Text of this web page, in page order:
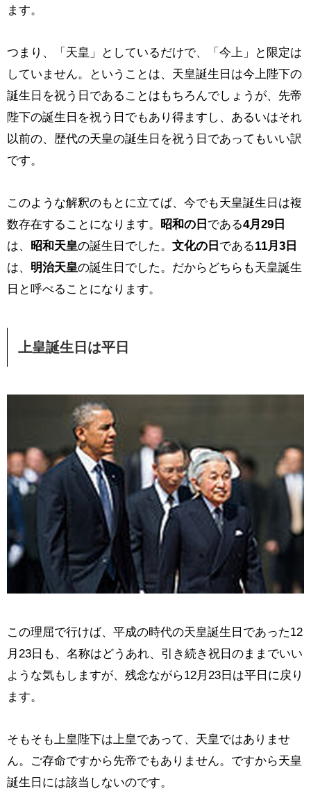
ます。
つまり、「天皇」としているだけで、「今上」と限定は
していません。ということは、天皇誕生日は今上陛下の
誕生日を祝う日であることはもちろんでしょうが、先帝
陛下の誕生日を祝う日でもあり得ますし、あるいはそれ
以前の、歴代の天皇の誕生日を祝う日であってもいい訳
です。
このような解釈のもとに立てば、今でも天皇誕生日は複
数存在することになります。 昭和の日 である4月29日
は、 昭和天皇の誕生日でした。 文化の日 である11月3日
は、 明治天皇の誕生日でした。だからどちらも天皇誕生
日と呼べることになります。
上皇誕生日は平日
この理屈で行けば、平成の時代の天皇誕生日であった12
月23日も、名称はどうあれ、引き続き祝日のままでいい
ような気もしますが、残念ながら12月23日は平日に戻り
ます。
そもそも上皇陛下は上皇であって、天皇ではありませ
ん。ご存命ですから先帝でもありません。ですから天皇
誕生日には該当しないのです。